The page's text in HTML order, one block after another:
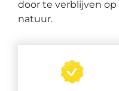
door te verblijven
natuur.